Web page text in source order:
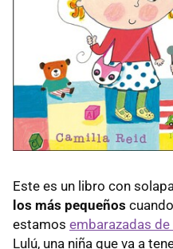
Este es un libro con
los más pequeños
estamos embarazadas de
Lulú, una niña que va a